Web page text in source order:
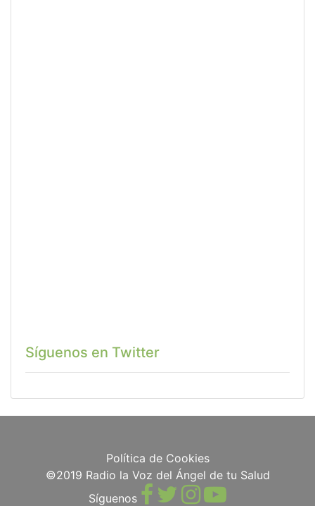
Síguenos en Twitter
Política de Cookies
©2019 Radio la Voz del Ángel de tu Salud
Síguenos